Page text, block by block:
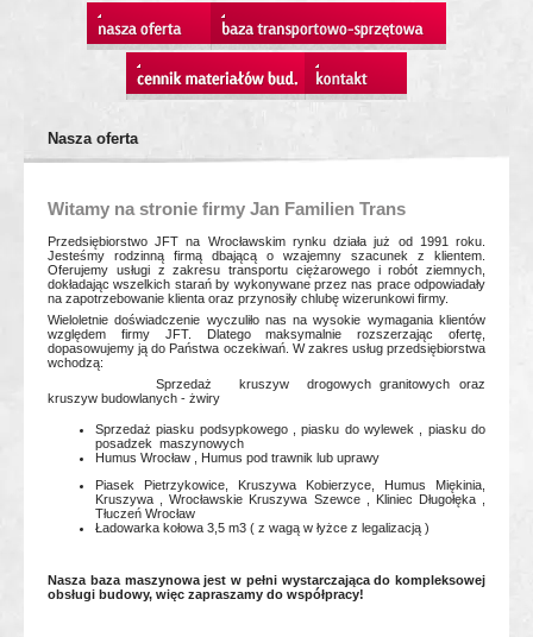
Nasza oferta
Witamy na stronie firmy Jan Familien Trans
Przedsiębiorstwo JFT na Wrocławskim rynku działa już od 1991 roku.
Jesteśmy rodzinną firmą dbającą o wzajemny szacunek z klientem.
Oferujemy usługi z zakresu transportu ciężarowego i robót ziemnych,
dokładając wszelkich starań by wykonywane przez nas prace odpowiadały
na zapotrzebowanie klienta oraz przynosiły chlubę wizerunkowi firmy.
Wieloletnie doświadczenie wyczuliło nas na wysokie wymagania klientów
względem firmy JFT. Dlatego maksymalnie rozszerzając ofertę,
dopasowujemy ją do Państwa oczekiwań. W zakres usług przedsiębiorstwa
wchodzą:
Sprzedaż kruszyw drogowych granitowych oraz
kruszyw budowlanych - żwiry
Sprzedaż piasku podsypkowego , piasku do wylewek , piasku do
posadzek maszynowych
Humus Wrocław , Humus pod trawnik lub uprawy
Piasek Pietrzykowice, Kruszywa Kobierzyce, Humus Miękinia,
Kruszywa , Wrocławskie Kruszywa Szewce , Kliniec Długołęka ,
Tłuczeń Wrocław
Ładowarka kołowa 3,5 m3 ( z wagą w łyżce z legalizacją )
Nasza baza maszynowa jest w pełni wystarczająca do kompleksowej
obsługi budowy, więc zapraszamy do współpracy!